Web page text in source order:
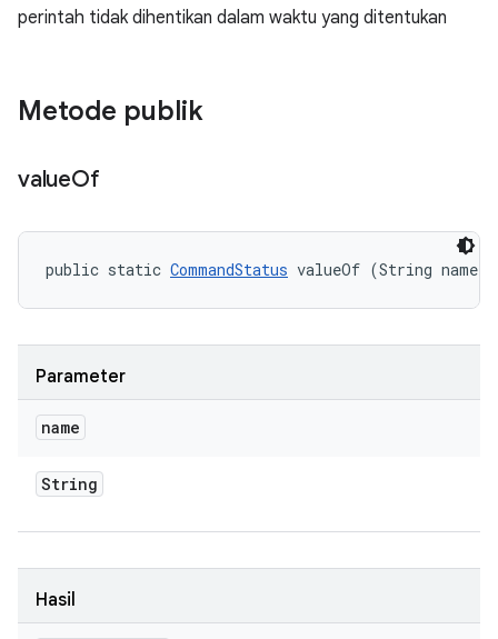
perintah tidak dihentikan dalam waktu yang ditentukan
Metode publik
valueOf
public static CommandStatus valueOf (String name)
Parameter
name
String
Hasil